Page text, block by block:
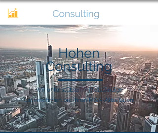
Hohen
Consulting
Wir unterstützen mittelständige
Unternehmen bei ihren M&A-Aktivitäten.